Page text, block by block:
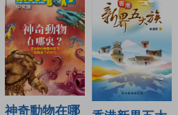
神奇動物在哪